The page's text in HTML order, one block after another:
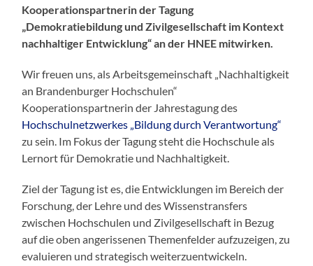
Kooperationspartnerin der Tagung
„Demokratiebildung und Zivilgesellschaft im Kontext
nachhaltiger Entwicklung“ an der HNEE mitwirken.
Wir freuen uns, als Arbeitsgemeinschaft „Nachhaltigkeit
an Brandenburger Hochschulen“
Kooperationspartnerin der Jahrestagung des
Hochschulnetzwerkes „Bildung durch Verantwortung“
zu sein. Im Fokus der Tagung steht die Hochschule als
Lernort für Demokratie und Nachhaltigkeit.
Ziel der Tagung ist es, die Entwicklungen im Bereich der
Forschung, der Lehre und des Wissenstransfers
zwischen Hochschulen und Zivilgesellschaft in Bezug
auf die oben angerissenen Themenfelder aufzuzeigen, zu
evaluieren und strategisch weiterzuentwickeln.